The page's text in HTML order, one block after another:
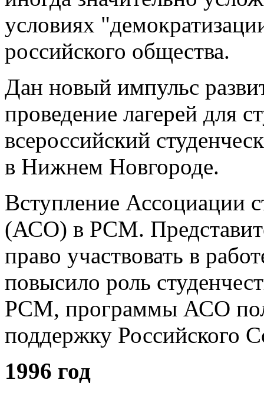
условиях
российского общества.
Дан новый импульс
проведение лагерей для
всероссийский
в Нижнем Новгороде.
Вступление Ассоциации
(АСО) в РСМ.
право участвовать в
повысило роль
РСМ, программы АСО
поддержку Российского
1996 год